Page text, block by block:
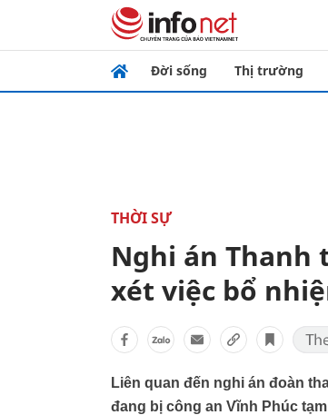
Đời sống Thị trường
THỜI SỰ
Nghi án Thanh
xét việc bổ
Liên quan đến nghi án đoàn
đang bị công an Vĩnh Phúc